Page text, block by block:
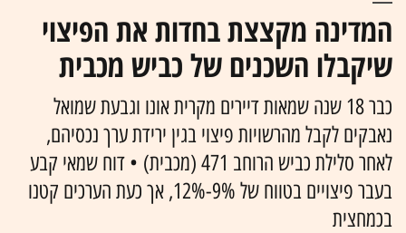
המדינה מקצצת בחדות את הפיצוי
שיקבלו השכנים של כביש מכבית
כבר 18 שנה שמאות דיירים מקרית אונו וגבעת שמואל
נאבקים לקבל מהרשויות פיצוי בגין ירידת ערך נכסיהם,
לאחר סלילת כביש הרוחב 471 (מכבית) • דוח שמאי קבע
בעבר פיצויים בטווח של 9%-12%, אך כעת הערכים קטנו
בכמחצית